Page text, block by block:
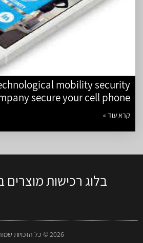
mobility security
secure your cell phone?
קרא עוד »
בלוג רכישות מוצרים
2026 © כל הזכויות שמורות